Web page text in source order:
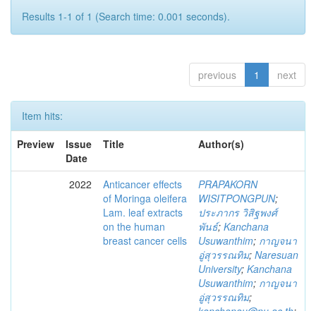
Results 1-1 of 1 (Search time: 0.001 seconds).
previous 1 next
Item hits:
Preview
Issue
Date
Title Author(s)
2022
Anticancer effects
of Moringa oleifera
Lam. leaf extracts
on the human
breast cancer cells
PRAPAKORN
WISITPONGPUN;
ประภากร วิสิฐพงศ์
พันธ์; Kanchana
Usuwanthim; กาญจนา
อู่สุวรรณทิม; Naresuan
University; Kanchana
Usuwanthim; กาญจนา
อู่สุวรรณทิม;